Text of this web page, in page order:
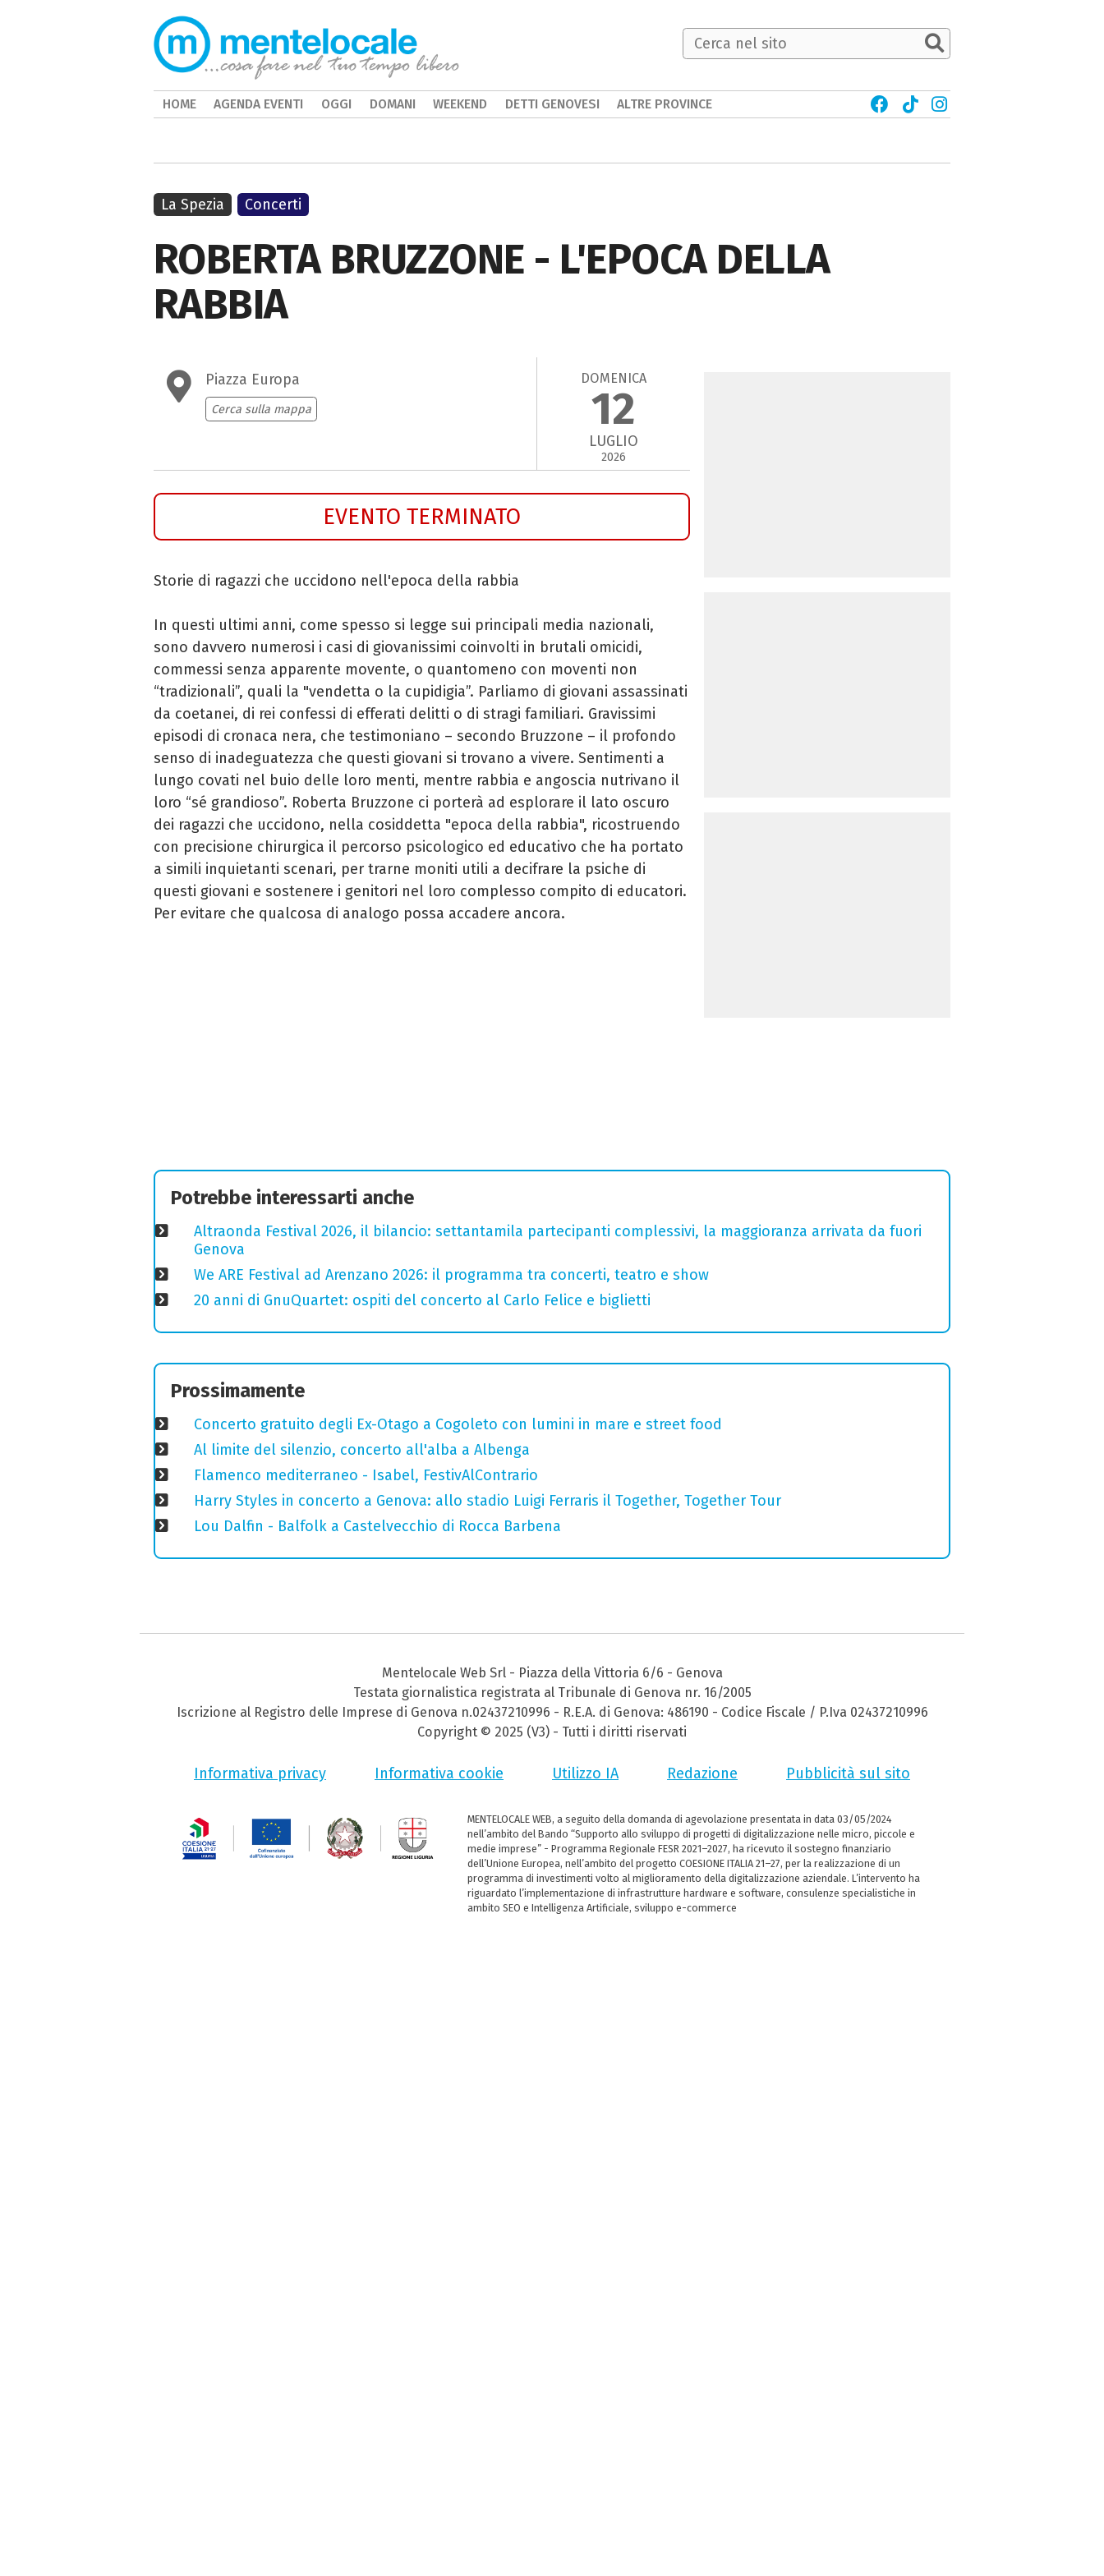
ROBERTA BRUZZONE - L'EPOCA DELLA
RABBIA
Piazza Europa
Cerca sulla mappa
DOMENICA
12
LUGLIO
2026
EVENTO TERMINATO
Storie di ragazzi che uccidono nell'epoca della rabbia
In questi ultimi anni, come spesso si legge sui principali media nazionali,
sono davvero numerosi i casi di giovanissimi coinvolti in brutali omicidi,
commessi senza apparente movente, o quantomeno con moventi non
“tradizionali”, quali la "vendetta o la cupidigia”. Parliamo di giovani assassinati
da coetanei, di rei confessi di efferati delitti o di stragi familiari. Gravissimi
episodi di cronaca nera, che testimoniano – secondo Bruzzone – il profondo
senso di inadeguatezza che questi giovani si trovano a vivere. Sentimenti a
lungo covati nel buio delle loro menti, mentre rabbia e angoscia nutrivano il
loro “sé grandioso”. Roberta Bruzzone ci porterà ad esplorare il lato oscuro
dei ragazzi che uccidono, nella cosiddetta "epoca della rabbia", ricostruendo
con precisione chirurgica il percorso psicologico ed educativo che ha portato
a simili inquietanti scenari, per trarne moniti utili a decifrare la psiche di
questi giovani e sostenere i genitori nel loro complesso compito di educatori.
Per evitare che qualcosa di analogo possa accadere ancora.
La Spezia Concerti
Potrebbe interessarti anche
Altraonda Festival 2026, il bilancio: settantamila partecipanti complessivi, la maggioranza arrivata da fuori
Genova
We ARE Festival ad Arenzano 2026: il programma tra concerti, teatro e show
20 anni di GnuQuartet: ospiti del concerto al Carlo Felice e biglietti
Prossimamente
Concerto gratuito degli Ex-Otago a Cogoleto con lumini in mare e street food
Al limite del silenzio, concerto all'alba a Albenga
Flamenco mediterraneo - Isabel, FestivAlContrario
Harry Styles in concerto a Genova: allo stadio Luigi Ferraris il Together, Together Tour
Lou Dalfin - Balfolk a Castelvecchio di Rocca Barbena
HOME AGENDA EVENTI OGGI DOMANI WEEKEND DETTI GENOVESI ALTRE PROVINCE
Mentelocale Web Srl - Piazza della Vittoria 6/6 - Genova
Testata giornalistica registrata al Tribunale di Genova nr. 16/2005
Iscrizione al Registro delle Imprese di Genova n.02437210996 - R.E.A. di Genova: 486190 - Codice Fiscale / P.Iva 02437210996
Copyright © 2025 (V3) - Tutti i diritti riservati
Informativa privacy Informativa cookie Utilizzo IA Redazione Pubblicità sul sito
MENTELOCALE WEB, a seguito della domanda di agevolazione presentata in data 03/05/2024
nell’ambito del Bando “Supporto allo sviluppo di progetti di digitalizzazione nelle micro, piccole e
medie imprese” - Programma Regionale FESR 2021–2027, ha ricevuto il sostegno finanziario
dell’Unione Europea, nell’ambito del progetto COESIONE ITALIA 21–27, per la realizzazione di un
programma di investimenti volto al miglioramento della digitalizzazione aziendale. L’intervento ha
riguardato l’implementazione di infrastrutture hardware e software, consulenze specialistiche in
ambito SEO e Intelligenza Artificiale, sviluppo e-commerce